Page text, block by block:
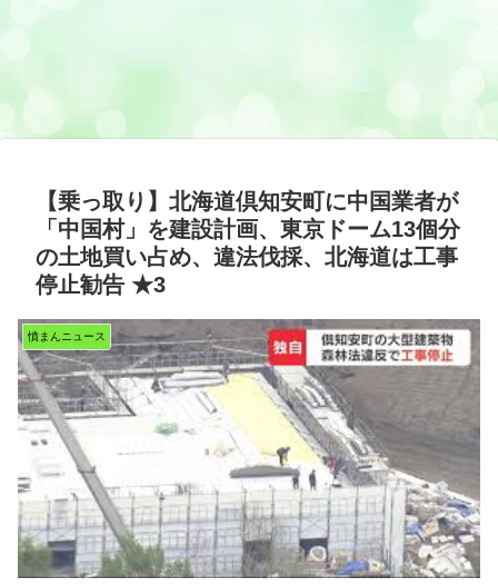
【乗っ取り】北海道倶知安町に中国業者が
「中国村」を建設計画、東京ドーム13個分
の土地買い占め、違法伐採、北海道は工事
停止勧告 ★3
憤まんニュース